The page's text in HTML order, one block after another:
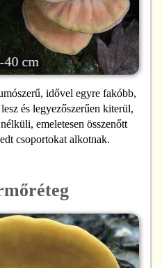
idővel egyre fakóbb,
és legyezőszerűen kiterül,
emeletesen összenőtt
csoportokat alkotnak.
cm